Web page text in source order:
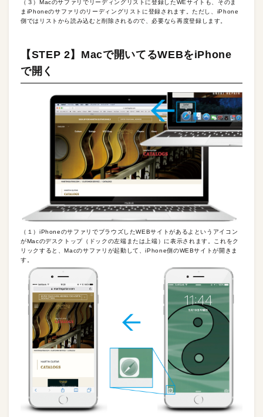
（３）Macのサファリでリーディングリストに登録したWEサイトも、そのま
まiPhoneのサファリのリーディングリストに登録されます。ただし、iPhone
側ではリストから読み込むと削除されるので、必要なら再度登録します。
【STEP 2】Macで開いてるWEBをiPhone
で開く
（１）iPhoneのサファリでブラウズしたWEBサイトがあるよというアイコン
がMacのデスクトップ（ドックの左端または上端）に表示されます。これをク
リックすると、Macのサファリが起動して、iPhone側のWEBサイトが開きま
す。